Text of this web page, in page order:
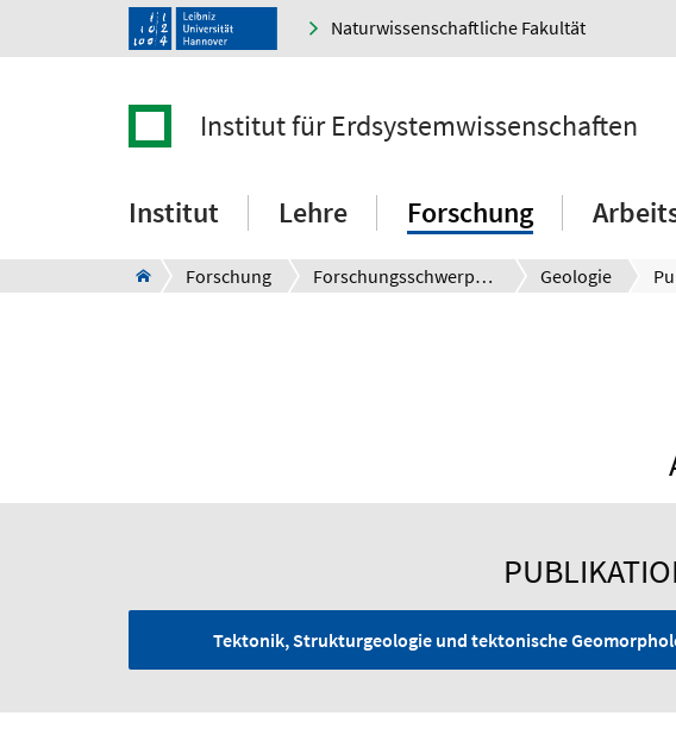
Naturwissenschaftliche Fakultät
Institut für Erdsystemwissenschaften
Institut Lehre Forschung
Forschung Forschungsschwerpunkte Geologie
Tektonik, Strukturgeologie und tektonische